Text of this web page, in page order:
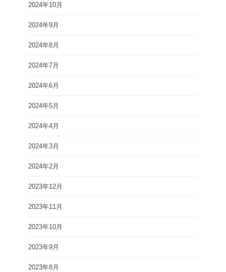
2024年10月
2024年9月
2024年8月
2024年7月
2024年6月
2024年5月
2024年4月
2024年3月
2024年2月
2023年12月
2023年11月
2023年10月
2023年9月
2023年8月